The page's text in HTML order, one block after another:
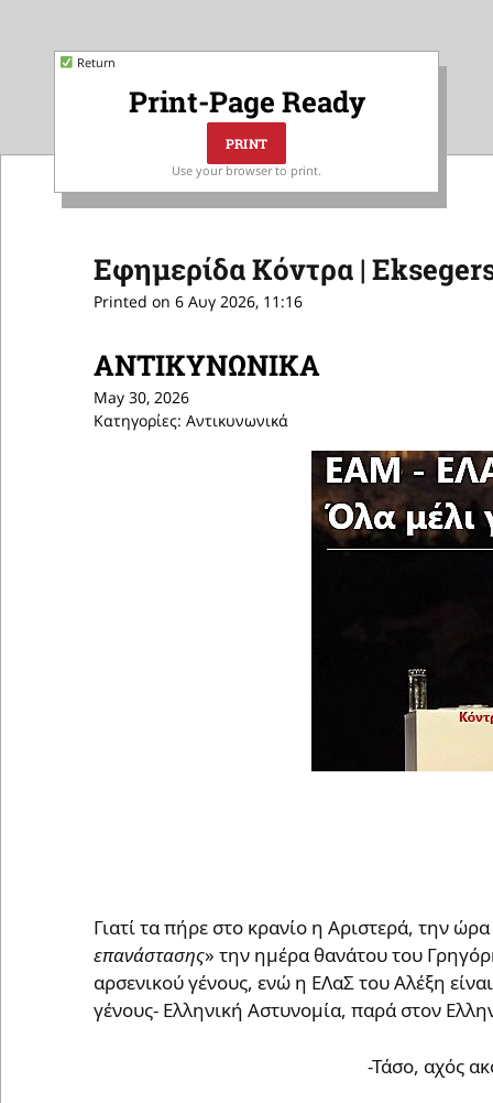
Return
Print-Page Ready
Use your browser to print.
Εφημερίδα Κόντρα |
Printed on 6 Αυγ 2026, 11:16
ΑΝΤΙΚΥΝΩΝΙΚΑ
May 30, 2026
Κατηγορίες: Αντικυνωνικά
Γιατί τα πήρε στο κρανίο η Αριστερά, την
επανάστασης» την ημέρα θανάτου του
αρσενικού γένους, ενώ η ΕΛαΣ του Αλέξη
γένους- Ελληνική Αστυνομία, παρά στον
-Τάσο, αχός